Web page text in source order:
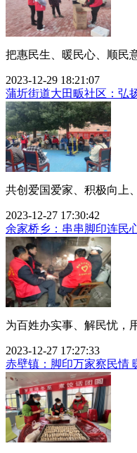
把惠民生、暖民心、顺民
2023-12-29 18:21:07
蒲圻街道大田畈社区：弘
共创爱国爱家、积极向上
2023-12-27 17:30:42
余家桥乡：串串脚印连民
为百姓办实事、解民忧，
2023-12-27 17:27:33
赤壁镇：脚印万家察民情